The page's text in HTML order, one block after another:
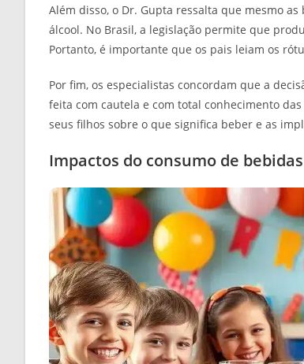
Além disso, o Dr. Gupta ressalta que mesmo
álcool. No Brasil, a legislação permite que
Portanto, é importante que os pais leiam os
Por fim, os especialistas concordam que a
feita com cautela e com total conhecimento
seus filhos sobre o que significa beber e as
Impactos do consumo de